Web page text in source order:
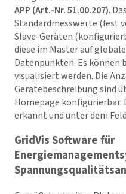
APP (Art.-Nr. 51.00.207).
Standardmesswerte (fest
Slave-Geräten
diese im Master auf
Datenpunkten. Es können
visualisiert werden. Die
Gerätebeschreibung sind
Homepage
erkannt und unter dem
GridVisSoftware für